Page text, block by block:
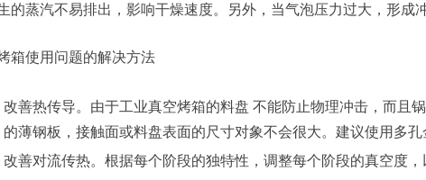
的蒸汽不易排出，影响干燥速度。另外，当气泡压力过大，形成
箱使用问题的解决方法
改善热传导。由于工业真空烤箱的料盘 不能防止物理冲击，而且
的薄钢板，接触面或料盘表面的尺寸对象不会很大。建议使用多孔
改善对流传热。根据每个阶段的独特性，调整每个阶段的真空度，